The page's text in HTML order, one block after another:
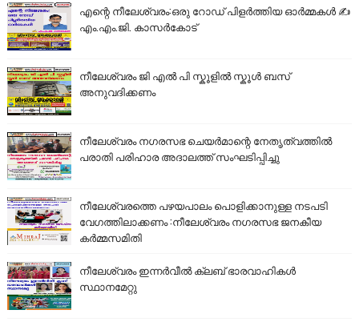
എന്റെ നീലേശ്വരം:ഒരു റോഡ് പിളർത്തിയ ഓർമ്മകൾ ✍️
എം.എം.ജി. കാസർകോട്
നീലേശ്വരം ജി എൽ പി സ്കൂളിൽ സ്കൂൾ ബസ്
അനുവദിക്കണം
നീലേശ്വരം നഗരസഭ ചെയർമാന്റെ നേതൃത്വത്തിൽ
പരാതി പരിഹാര അദാലത്ത് സംഘടിപ്പിച്ചു
നീലേശ്വരത്തെ പഴയപാലം പൊളിക്കാനുള്ള നടപടി
വേഗത്തിലാക്കണം :നീലേശ്വരം നഗരസഭ ജനകീയ
കർമ്മസമിതി
നീലേശ്വരം ഇന്നർവീൽ ക്ലബ് ഭാരവാഹികൾ
സ്ഥാനമേറ്റു